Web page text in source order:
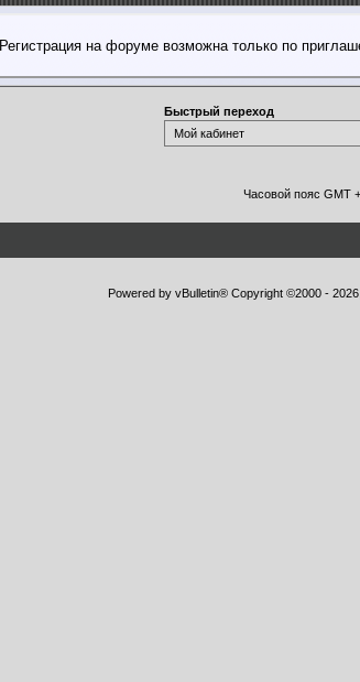
Регистрация на форуме возможна только по
Быстрый переход
Часовой пояс GMT
Powered by vBulletin® Copyright ©2000 -